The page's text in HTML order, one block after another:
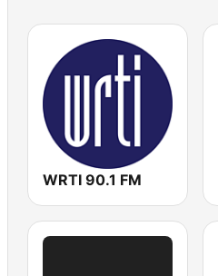
WRTI 90.1 FM